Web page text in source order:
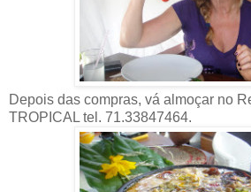
Depois das compras, vá almoçar no
TROPICAL tel. 71.33847464.